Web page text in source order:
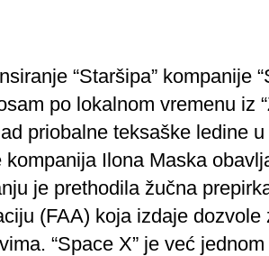
“Staršipa” kompanije
po lokalnom vremenu iz
priobalne teksaške ledine
kompanija Ilona Maska
je prethodila žučna
(FAA) koja izdaje
“Space X” je već